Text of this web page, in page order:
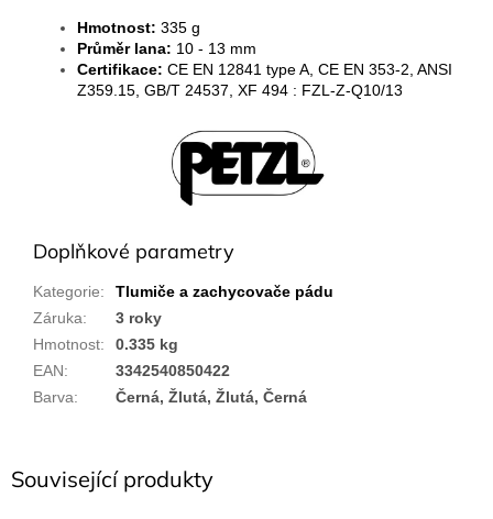
Související produkty
Hmotnost: 335 g
Průměr lana: 10 - 13 mm
Certifikace: CE EN 12841 type A, CE EN 353-2, ANSI
Z359.15, GB/T 24537, XF 494 : FZL-Z-Q10/13
Doplňkové parametry
Kategorie:
Tlumiče a zachycovače pádu
Záruka:
3 roky
Hmotnost:
0.335 kg
EAN:
3342540850422
Barva: Černá, Žlutá, Žlutá, Černá